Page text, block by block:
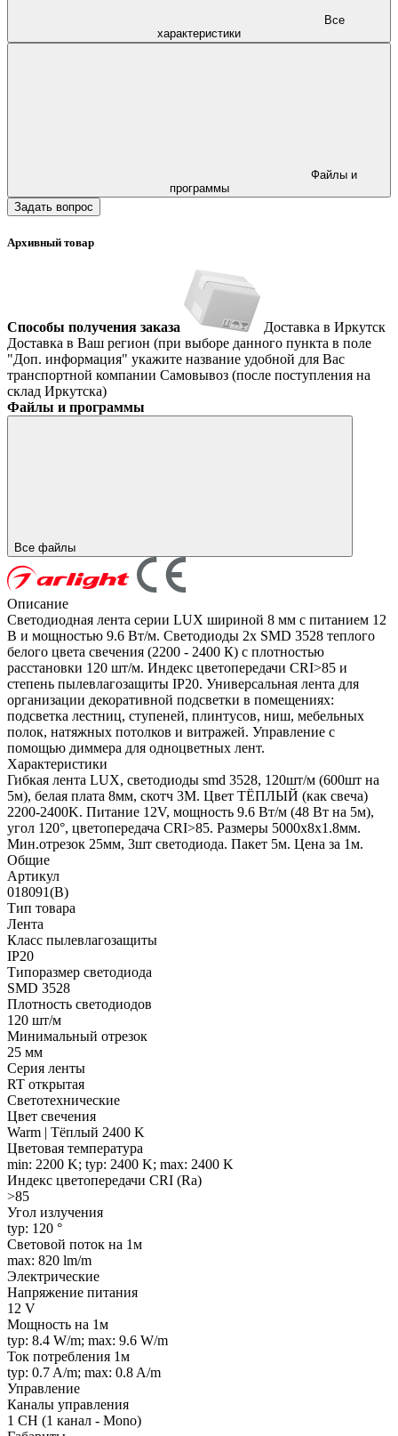
характеристики
программы
Задать вопрос
Архивный товар
Способы получения заказа
Доставка в Иркутск
Доставка в Ваш регион (при выборе данного пункта в поле
"Доп. информация" укажите название удобной для Вас
транспортной компании Самовывоз (после поступления на
склад Иркутска)
Файлы и программы
Все файлы
Описание
Светодиодная лента серии LUX шириной 8 мм с питанием 12
В и мощностью 9.6 Вт/м. Светодиоды 2x SMD 3528 теплого
белого цвета свечения (2200 - 2400 К) с плотностью
расстановки 120 шт/м. Индекс цветопередачи CRI>85 и
степень пылевлагозащиты IP20. Универсальная лента для
организации декоративной подсветки в помещениях:
подсветка лестниц, ступеней, плинтусов, ниш, мебельных
полок, натяжных потолков и витражей. Управление с
помощью диммера для одноцветных лент.
Характеристики
Гибкая лента LUX, светодиоды smd 3528, 120шт/м (600шт на
5м), белая плата 8мм, скотч 3М. Цвет ТЁПЛЫЙ (как свеча)
2200-2400K. Питание 12V, мощность 9.6 Вт/м (48 Вт на 5м),
угол 120°, цветопередача CRI>85. Размеры 5000х8x1.8мм.
Мин.отрезок 25мм, 3шт светодиода. Пакет 5м. Цена за 1м.
Общие
Артикул
018091(B)
Тип товара
Лента
Класс пылевлагозащиты
IP20
Типоразмер светодиода
SMD 3528
Плотность светодиодов
120 шт/м
Минимальный отрезок
25 мм
Серия ленты
RT открытая
Светотехнические
Цвет свечения
Warm | Тёплый 2400 K
Цветовая температура
min: 2200 K; typ: 2400 K; max: 2400 K
Индекс цветопередачи CRI (Ra)
>85
Угол излучения
typ: 120 °
Световой поток на 1м
max: 820 lm/m
Электрические
Напряжение питания
12 V
Мощность на 1м
typ: 8.4 W/m; max: 9.6 W/m
Ток потребления 1м
typ: 0.7 A/m; max: 0.8 A/m
Управление
Каналы управления
1 CH (1 канал - Mono)